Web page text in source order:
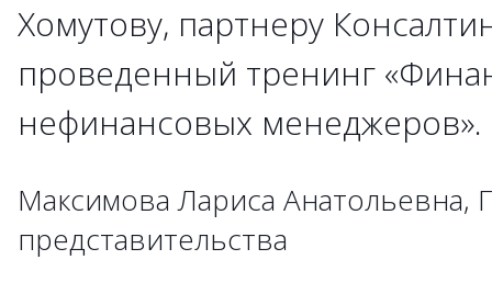
Хомутову, партнеру
проведенный тренинг
нефинансовых
Максимова Лариса Анатольевна,
представительства
→
→
→
→
→
→
→
→
→
→
→
→
→
→
→
→
→
→
→
→
→
→
→